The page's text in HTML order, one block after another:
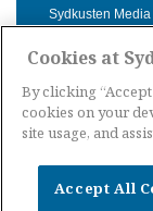
Sydkusten
Spanien.
Cookies at
By clicking
cookies on your
site usage, and
Accept All